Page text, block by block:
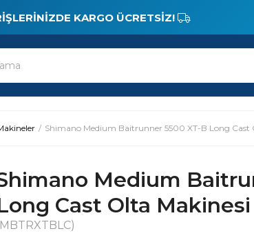
KARGO ÜCRETSIZ!
Shimano Medium Baitrunner 5500 XT-B Long Cast
Medium
Cast Olta Makinesi